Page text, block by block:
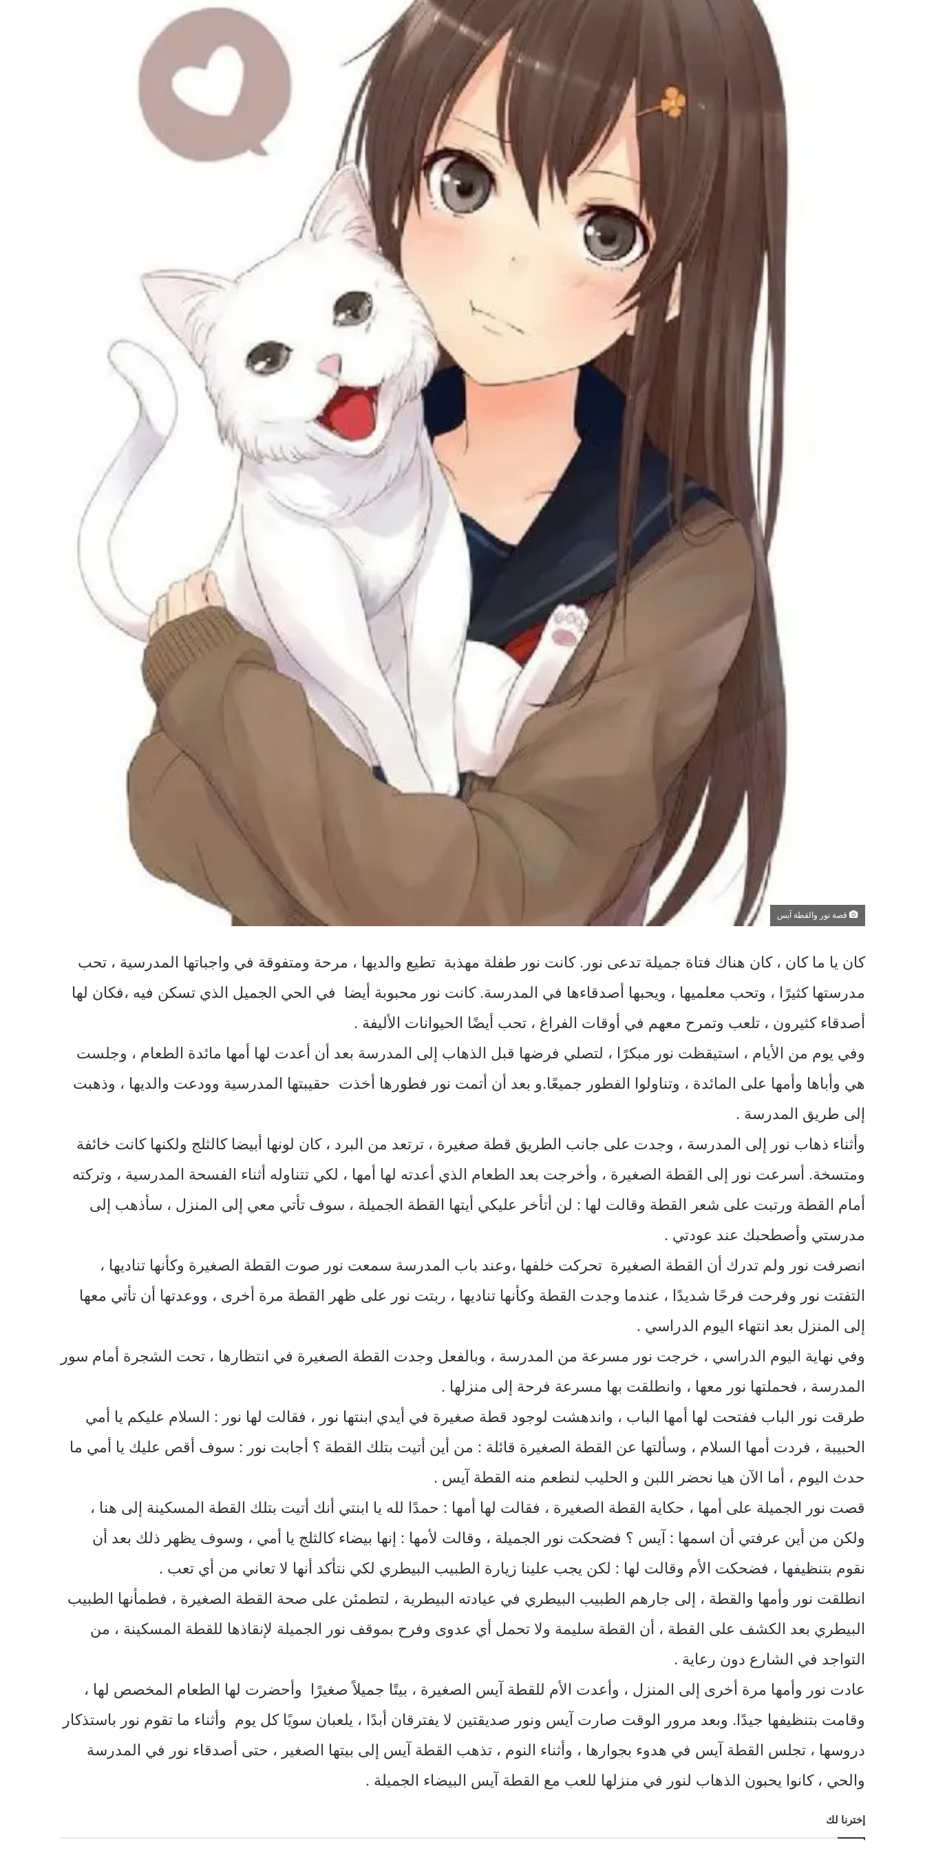
قصة نور والقطة آيس
كان يا ما كان ، كان هناك فتاة جميلة تدعى نور. كانت نور طفلة مهذبة تطيع والديها ، مرحة ومتفوقة في واجباتها المدرسية ، تحب
مدرستها كثيرًا ، وتحب معلميها ، ويحبها أصدقاءها في المدرسة. كانت نور محبوبة أيضا في الحي الجميل الذي تسكن فيه ،فكان لها
أصدقاء كثيرون ، تلعب وتمرح معهم في أوقات الفراغ ، تحب أيضًا الحيوانات الأليفة .
وفي يوم من الأيام ، استيقظت نور مبكرًا ، لتصلي فرضها قبل الذهاب إلى المدرسة بعد أن أعدت لها أمها مائدة الطعام ، وجلست
هي وأباها وأمها على المائدة ، وتناولوا الفطور جميعًا.و بعد أن أتمت نور فطورها أخذت حقيبتها المدرسية وودعت والديها ، وذهبت
إلى طريق المدرسة .
وأثناء ذهاب نور إلى المدرسة ، وجدت على جانب الطريق قطة صغيرة ، ترتعد من البرد ، كان لونها أبيضا كالثلج ولكنها كانت خائفة
ومتسخة. أسرعت نور إلى القطة الصغيرة ، وأخرجت بعد الطعام الذي أعدته لها أمها ، لكي تتناوله أثناء الفسحة المدرسية ، وتركته
أمام القطة ورتبت على شعر القطة وقالت لها : لن أتأخر عليكي أيتها القطة الجميلة ، سوف تأتي معي إلى المنزل ، سأذهب إلى
مدرستي وأصطحبك عند عودتي .
انصرفت نور ولم تدرك أن القطة الصغيرة تحركت خلفها ،وعند باب المدرسة سمعت نور صوت القطة الصغيرة وكأنها تناديها ،
التفتت نور وفرحت فرحًا شديدًا ، عندما وجدت القطة وكأنها تناديها ، ربتت نور على ظهر القطة مرة أخرى ، ووعدتها أن تأتي معها
إلى المنزل بعد انتهاء اليوم الدراسي .
وفي نهاية اليوم الدراسي ، خرجت نور مسرعة من المدرسة ، وبالفعل وجدت القطة الصغيرة في انتظارها ، تحت الشجرة أمام سور
المدرسة ، فحملتها نور معها ، وانطلقت بها مسرعة فرحة إلى منزلها .
طرقت نور الباب ففتحت لها أمها الباب ، واندهشت لوجود قطة صغيرة في أيدي ابنتها نور ، فقالت لها نور : السلام عليكم يا أمي
الحبيبة ، فردت أمها السلام ، وسألتها عن القطة الصغيرة قائلة : من أين أتيت بتلك القطة ؟ أجابت نور : سوف أقص عليك يا أمي ما
حدث اليوم ، أما الآن هيا نحضر اللبن و الحليب لنطعم منه القطة آيس .
قصت نور الجميلة على أمها ، حكاية القطة الصغيرة ، فقالت لها أمها : حمدًا لله يا ابنتي أنك أتيت بتلك القطة المسكينة إلى هنا ،
ولكن من أين عرفتي أن اسمها : آيس ؟ فضحكت نور الجميلة ، وقالت لأمها : إنها بيضاء كالثلج يا أمي ، وسوف يظهر ذلك بعد أن
نقوم بتنظيفها ، فضحكت الأم وقالت لها : لكن يجب علينا زيارة الطبيب البيطري لكي نتأكد أنها لا تعاني من أي تعب .
انطلقت نور وأمها والقطة ، إلى جارهم الطبيب البيطري في عيادته البيطرية ، لتطمئن على صحة القطة الصغيرة ، فطمأنها الطبيب
البيطري بعد الكشف على القطة ، أن القطة سليمة ولا تحمل أي عدوى وفرح بموقف نور الجميلة لإنقاذها للقطة المسكينة ، من
التواجد في الشارع دون رعاية .
عادت نور وأمها مرة أخرى إلى المنزل ، وأعدت الأم للقطة آيس الصغيرة ، بيتًا جميلاً صغيرًا وأحضرت لها الطعام المخصص لها ،
وقامت بتنظيفها جيدًا. وبعد مرور الوقت صارت آيس ونور صديقتين لا يفترقان أبدًا ، يلعبان سويًا كل يوم وأثناء ما تقوم نور باستذكار
دروسها ، تجلس القطة آيس في هدوء بجوارها ، وأثناء النوم ، تذهب القطة آيس إلى بيتها الصغير ، حتى أصدقاء نور في المدرسة
والحي ، كانوا يحبون الذهاب لنور في منزلها للعب مع القطة آيس البيضاء الجميلة .
إخترنا لك